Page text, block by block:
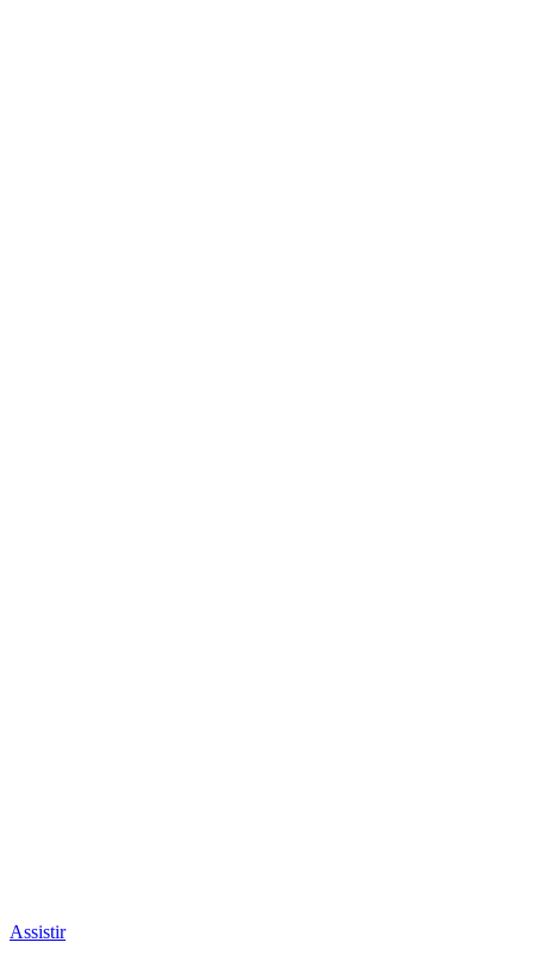
Assistir